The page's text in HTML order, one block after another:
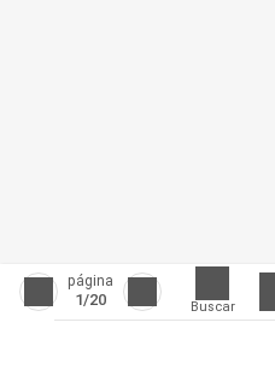
página
1/20 Buscar